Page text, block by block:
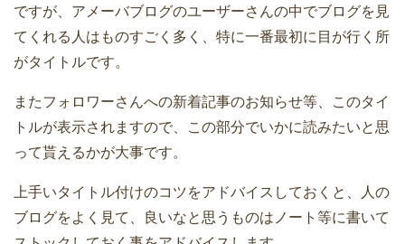
ですが、アメーバブログのユーザーさんの中でブログを見
てくれる人はものすごく多く、特に一番最初に目が行く所
がタイトルです。
またフォロワーさんへの新着記事のお知らせ等、このタイ
トルが表示されますので、この部分でいかに読みたいと思
って貰えるかが大事です。
上手いタイトル付けのコツをアドバイスしておくと、人の
ブログをよく見て、良いなと思うものはノート等に書いて